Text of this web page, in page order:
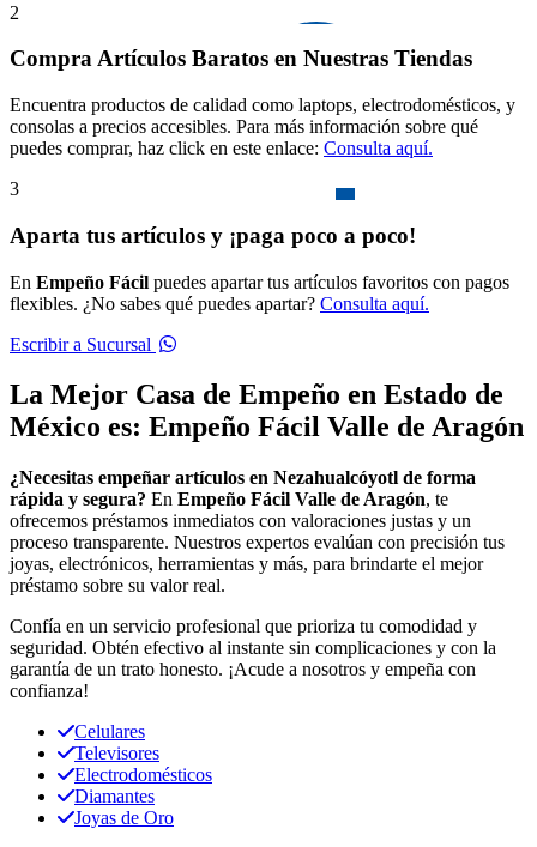
2
Compra Artículos Baratos en Nuestras Tiendas
Encuentra productos de calidad como laptops, electrodomésticos, y
consolas a precios accesibles. Para más información sobre qué
puedes comprar, haz click en este enlace: Consulta aquí.
3
Aparta tus artículos y ¡paga poco a poco!
En Empeño Fácil puedes apartar tus artículos favoritos con pagos
flexibles. ¿No sabes qué puedes apartar? Consulta aquí.
Escribir a Sucursal
La Mejor Casa de Empeño en Estado de
México es: Empeño Fácil Valle de Aragón
¿Necesitas empeñar artículos en Nezahualcóyotl de forma
rápida y segura? En Empeño Fácil Valle de Aragón, te
ofrecemos préstamos inmediatos con valoraciones justas y un
proceso transparente. Nuestros expertos evalúan con precisión tus
joyas, electrónicos, herramientas y más, para brindarte el mejor
préstamo sobre su valor real.
Confía en un servicio profesional que prioriza tu comodidad y
seguridad. Obtén efectivo al instante sin complicaciones y con la
garantía de un trato honesto. ¡Acude a nosotros y empeña con
confianza!
Celulares
Televisores
Electrodomésticos
Diamantes
Joyas de Oro